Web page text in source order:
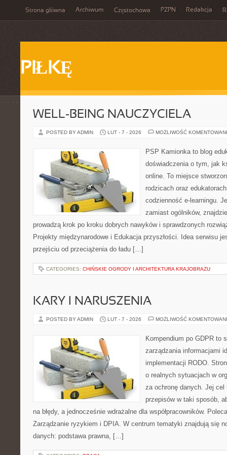
Strona główna Archiwum Częstochowa PZPN Redakcja
PIŁKĘ
WELL-BEING NAUCZYCIELA
POSTED BY ADMIN LUT - 7 - 2026 MOŻLIWOŚĆ
PSP Kamionka to blog
doświadczenia o tym, jak
online. To miejsce
rodzicach oraz
codzienność e-learningu.
zamiast ogólników,
prowadzą krok po kroku dobrych nawyków i sprawdzonych
Projekty międzynarodowe i Edukacja przyszłości. Idea serwisu
przejściu od przeciążenia do ładu […]
CATEGORIES: CHIŃSKIE OGRODY I ARCHITEKTURA KRAJOBRAZU
KARY I NARUSZENIA
POSTED BY ADMIN LUT - 7 - 2026 MOŻLIWOŚĆ
Kompendium po GDPR to
zarządzania informacjami
implementacji RODO.
o realnych sytuacjach w
za ochronę danych. Jej cel
przepisów w taki sposób,
na błędy, a jednocześnie wdrażalne dla współpracowników.
Zarządzanie ryzykiem i DPIA. W centrum tematyki znajdują się
danych: podstawa prawna, […]